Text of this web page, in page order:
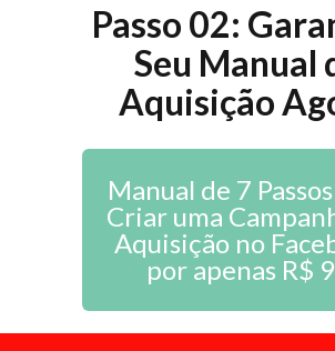
Passo 02:
Seu Manual
Aquisição
Manual de 7
Criar uma
Aquisição no
por apenas R$